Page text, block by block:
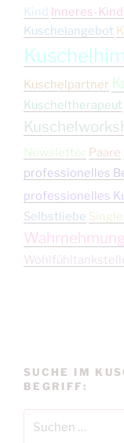
Kind Inneres-
Kuschelangebot
Kuschelpartner
Kuscheltherapeut
Newsletter Paare
professionelles
professionelles
Selbstliebe
SUCHE IM
BEGRIFF: